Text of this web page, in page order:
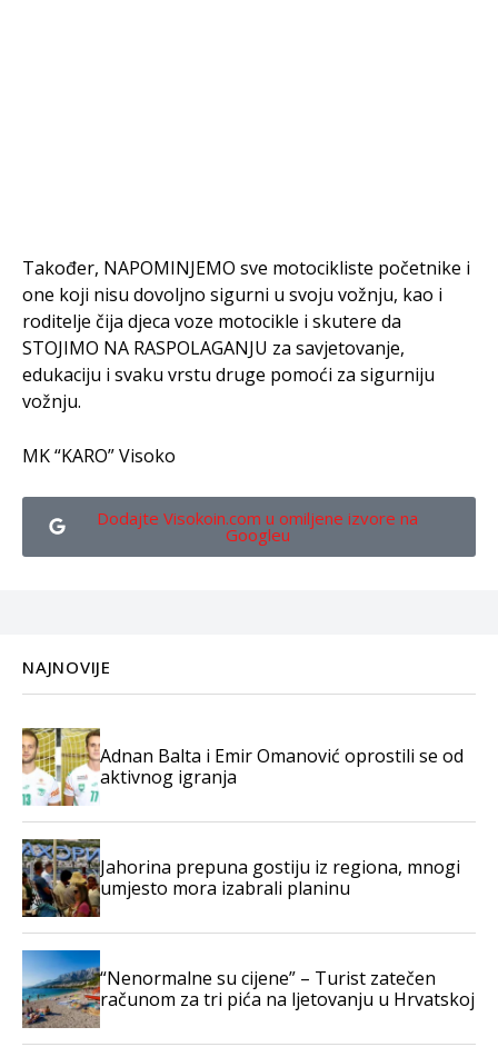
Također, NAPOMINJEMO sve motocikliste početnike i
one koji nisu dovoljno sigurni u svoju vožnju, kao i
roditelje čija djeca voze motocikle i skutere da
STOJIMO NA RASPOLAGANJU za savjetovanje,
edukaciju i svaku vrstu druge pomoći za sigurniju
vožnju.
MK “KARO” Visoko
Dodajte Visokoin.com u omiljene izvore na
Googleu
NAJNOVIJE
Adnan Balta i Emir Omanović oprostili se od
aktivnog igranja
Jahorina prepuna gostiju iz regiona, mnogi
umjesto mora izabrali planinu
“Nenormalne su cijene” – Turist zatečen
računom za tri pića na ljetovanju u Hrvatskoj